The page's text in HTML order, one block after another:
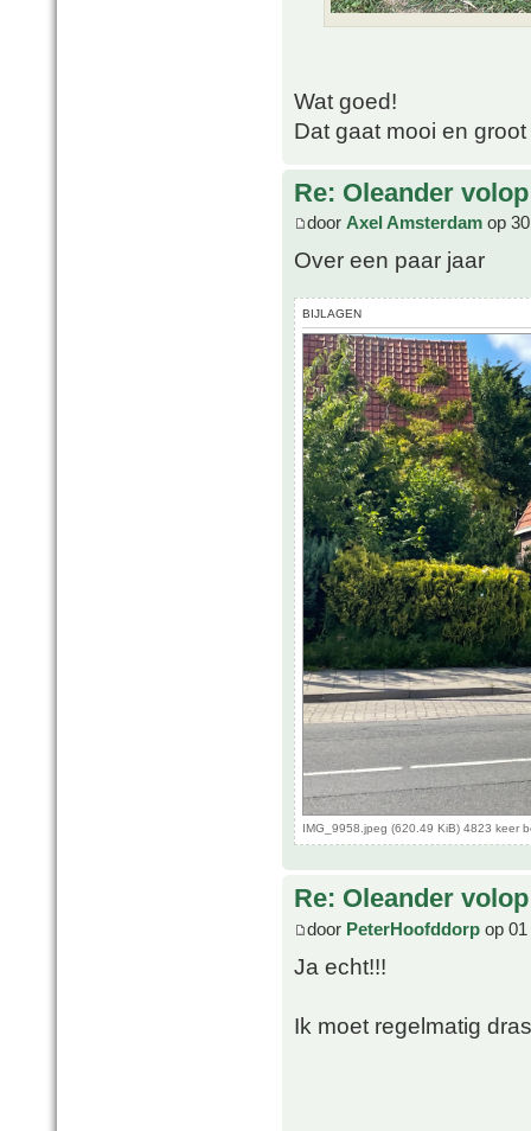
Wat goed!
Dat gaat mooi en
Re: Oleander
door Axel Amsterdam op
Over een paar jaar
BIJLAGEN
IMG_9958.jpeg (620.49 KiB) 4823 keer
Re: Oleander
door PeterHoofddorp op
Ja echt!!!
Ik moet regelmatig